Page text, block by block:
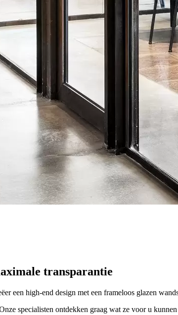
transparantie
een high-end design met een frameloos glazen
specialisten ontdekken graag wat ze voor u kunnen